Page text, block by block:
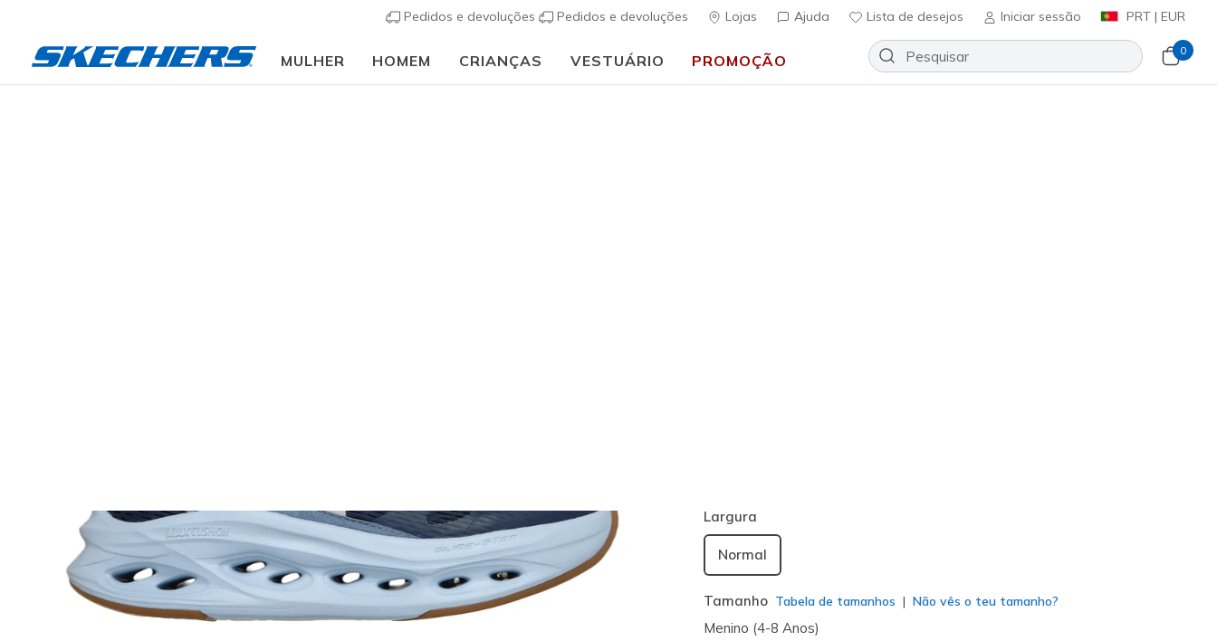
Pedidos e devoluções Pedidos e devoluções Lojas Ajuda Lista de desejos Iniciar sessão PRT | EUR
MULHER HOMEM CRIANÇAS VESTUÁRIO PROMOÇÃO
0
Largura
Normal
Tamanho Tabela de tamanhos Não vês o teu tamanho?
Menino (4-8 Anos)